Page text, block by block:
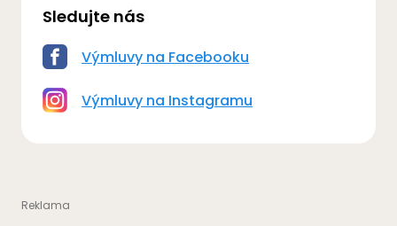
Sledujte nás
Výmluvy na Facebooku
Výmluvy na Instagramu